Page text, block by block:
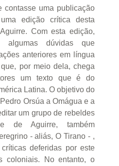
contasse uma publicação
edição crítica desta
Com esta edição,
algumas dúvidas que
anteriores em língua
por meio dela, chega
um texto que é do
Latina. O objetivo do
Orsúa a Omágua e a
um grupo de rebeldes
de Aguirre, também
- aliás, O Tirano - ,
deferidas por este
coloniais. No entanto, o